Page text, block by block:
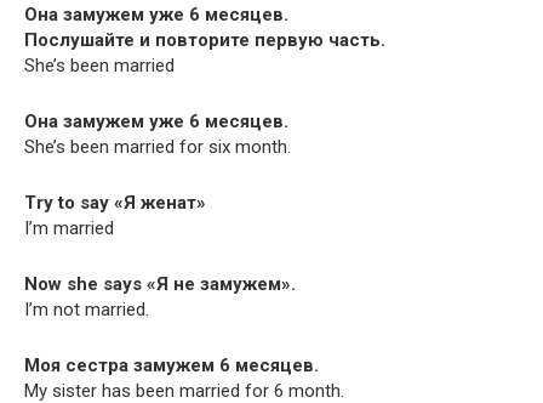
Онa замужем уже 6 месяцев.
Послушайте и повторите первую часть.
She’s been married
Онa замужем уже 6 месяцев.
She’s been mar­ried for six month.
Try to say «Я женат»
I’m married
Now she says «Я не замужем».
I’m not married.
Моя сестра замужем 6 месяцев.
My sis­ter has been mar­ried for 6 month.